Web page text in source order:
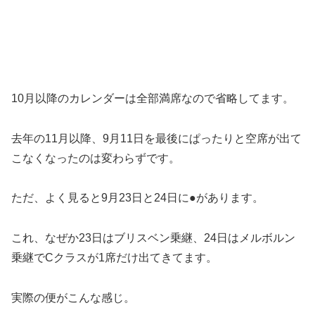
10月以降のカレンダーは全部満席なので省略してます。
去年の11月以降、9月11日を最後にぱったりと空席が出て
こなくなったのは変わらずです。
ただ、よく見ると9月23日と24日に●があります。
これ、なぜか23日はブリスベン乗継、24日はメルボルン
乗継でCクラスが1席だけ出てきてます。
実際の便がこんな感じ。